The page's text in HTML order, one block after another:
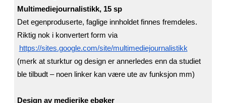
Multimediejournalistikk, 15 sp
Det egenproduserte, faglige innholdet finnes fremdeles.
Riktig nok i konvertert form via
https://sites.google.com/site/multimediejournalistikk
(merk at sturktur og design er annerledes enn da studiet
ble tilbudt – noen linker kan være ute av funksjon mm)
Design av medierike ebøker